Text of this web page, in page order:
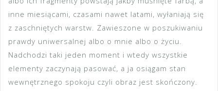
inne miesiącami, czasami nawet latami, wyłaniają się
z zaschniętych warstw. Zawieszone w poszukiwaniu
prawdy uniwersalnej albo o mnie albo o życiu.
Nadchodzi taki jeden moment i wtedy wszystkie
elementy zaczynają pasować, a ja osiągam stan
wewnętrznego spokoju czyli obraz jest skończony.